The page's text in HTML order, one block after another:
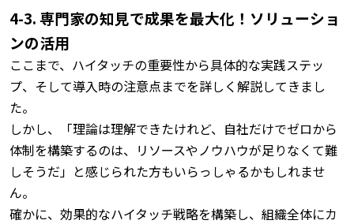
4-3. 専門家の知見で成果を最大化！ソリューショ
ンの活用
ここまで、ハイタッチの重要性から具体的な実践ステッ
プ、そして導入時の注意点までを詳しく解説してきまし
た。
しかし、「理論は理解できたけれど、自社だけでゼロから
体制を構築するのは、リソースやノウハウが足りなくて難
しそうだ」と感じられた方もいらっしゃるかもしれませ
ん。
確かに、効果的なハイタッチ戦略を構築し、組織全体にカ